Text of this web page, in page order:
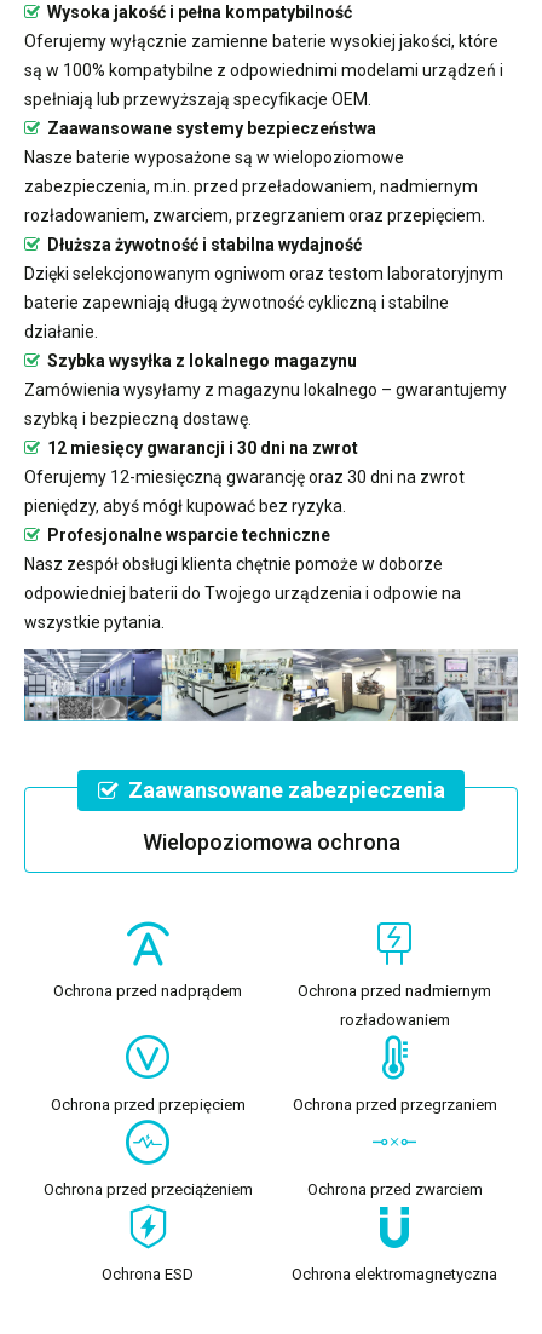
Wysoka jakość i pełna kompatybilność
Oferujemy wyłącznie zamienne baterie wysokiej jakości, które
są w 100% kompatybilne z odpowiednimi modelami urządzeń i
spełniają lub przewyższają specyfikacje OEM.
Zaawansowane systemy bezpieczeństwa
Nasze baterie wyposażone są w wielopoziomowe
zabezpieczenia, m.in. przed przeładowaniem, nadmiernym
rozładowaniem, zwarciem, przegrzaniem oraz przepięciem.
Dłuższa żywotność i stabilna wydajność
Dzięki selekcjonowanym ogniwom oraz testom laboratoryjnym
baterie zapewniają długą żywotność cykliczną i stabilne
działanie.
Szybka wysyłka z lokalnego magazynu
Zamówienia wysyłamy z magazynu lokalnego – gwarantujemy
szybką i bezpieczną dostawę.
12 miesięcy gwarancji i 30 dni na zwrot
Oferujemy 12-miesięczną gwarancję oraz 30 dni na zwrot
pieniędzy, abyś mógł kupować bez ryzyka.
Profesjonalne wsparcie techniczne
Nasz zespół obsługi klienta chętnie pomoże w doborze
odpowiedniej baterii do Twojego urządzenia i odpowie na
wszystkie pytania.
Zaawansowane zabezpieczenia
Wielopoziomowa ochrona
Ochrona przed nadprądem
Ochrona przed nadmiernym
rozładowaniem
Ochrona przed przepięciem Ochrona przed przegrzaniem
Ochrona przed przeciążeniem Ochrona przed zwarciem
Ochrona ESD Ochrona elektromagnetyczna